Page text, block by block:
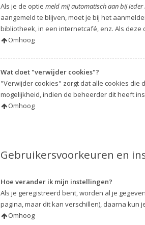
Als je de optie meld mij automatisch aan bij ieder
aangemeld te blijven, moet je bij het
bibliotheek, in een internetcafé, enz. Als
Omhoog
Wat doet "verwijder cookies"?
"Verwijder cookies" zorgt dat alle cookies die
mogelijkheid, indien de beheerder dit heeft
Omhoog
Gebruikersvoorkeuren en
Hoe verander ik mijn instellingen?
Als je geregistreerd bent, worden al je
pagina, maar dit kan verschillen), daarna kun
Omhoog